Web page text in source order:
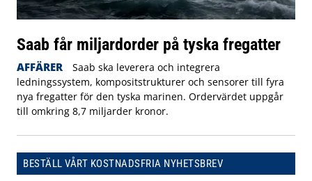
Saab får miljardorder på tyska fregatter
AFFÄRER
Saab ska leverera och integrera
ledningssystem, kompositstrukturer och sensorer till fyra
nya fregatter för den tyska marinen. Ordervärdet uppgår
till omkring 8,7 miljarder kronor.
BESTÄLL VÅRT KOSTNADSFRIA NYHETSBREV